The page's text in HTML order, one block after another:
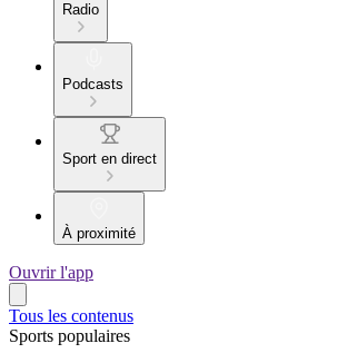
Radio
Podcasts
Sport en direct
À proximité
Ouvrir l'app
Tous les contenus
Sports populaires